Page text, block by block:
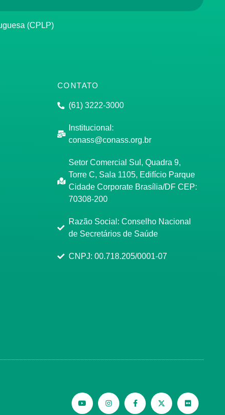
(CPLP)
CONTATO
(61) 3222-3000
Institucional:
conass@conass.org.br
Setor Comercial Sul, Quadra 9,
Torre C, Sala 1105, Edifício Parque
Cidade Corporate Brasília/DF CEP:
70308-200
Razão Social: Conselho Nacional
de Secretários de Saúde
CNPJ: 00.718.205/0001-07